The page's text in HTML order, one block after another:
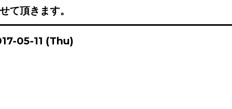
て頂きます。
05-11 (Thu)